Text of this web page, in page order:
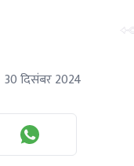
30 दिसंबर 2024